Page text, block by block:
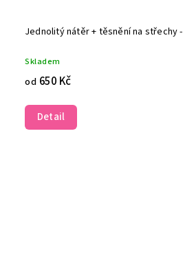
Jednolitý nátěr + těsnění na střechy
Skladem
od 650 Kč
Detail